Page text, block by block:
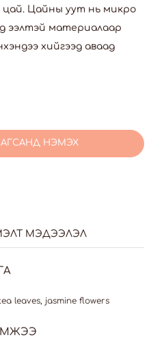
Цайны уут нь микро
ээлтэй материалаар
хийгээд аваад
НЭМЭХ
МЭДЭЭЛЭЛ
leaves, jasmine flowers